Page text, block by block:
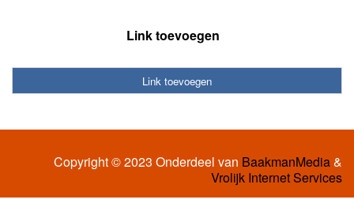
Link toevoegen
Link toevoegen
Copyright © 2023 Onderdeel van BaakmanMedia&
Vrolijk Internet Services